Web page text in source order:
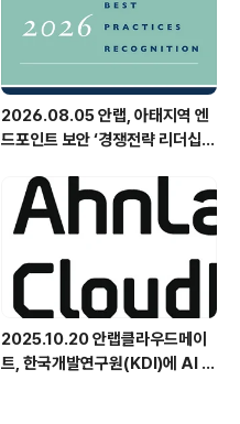
2026.08.05 안랩, 아태지역 엔
드포인트 보안 ‘경쟁전략 리더십’
2025.10.20 안랩클라우드메이
트, 한국개발연구원(KDI)에 AI 어